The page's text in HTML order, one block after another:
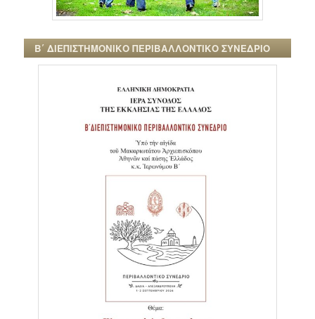
Β΄ ΔΙΕΠΙΣΤΗΜΟΝΙΚΟ ΠΕΡΙΒΑΛΛΟΝΤΙΚΟ ΣΥΝΕΔΡΙΟ